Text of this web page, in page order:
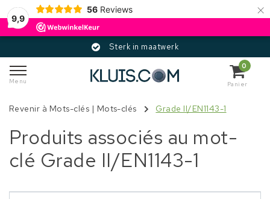
9,9
56 Reviews ×
Sterk in maatwerk
Menu
0
Panier
Revenir à Mots-clés | Mots-clés Grade II/EN1143-1
Produits associés au mot-
clé Grade II/EN1143-1